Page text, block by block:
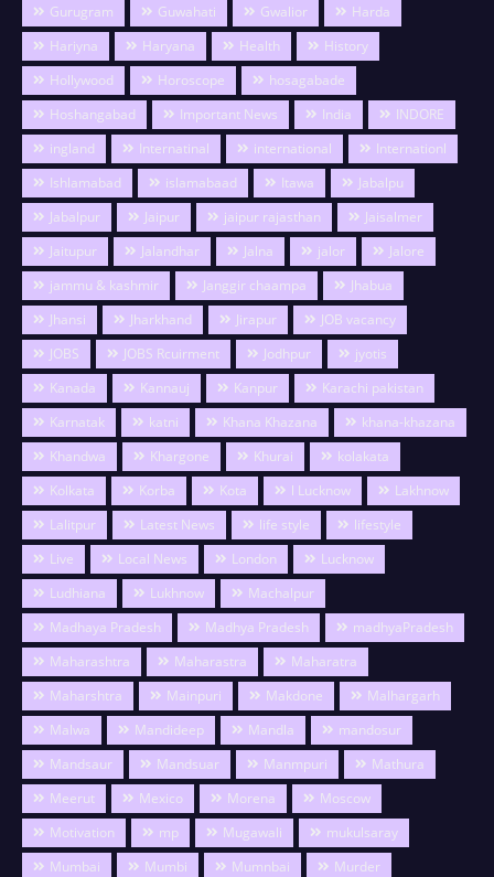
Gurugram
Guwahati Gwalior
Harda
Hariyna
Haryana Health
History
Hollywood
Horoscope
hosagabade
Hoshangabad
Important News India
INDORE
ingland
Internatinal international
Internationl
Ishlamabad
islamabaad Itawa
Jabalpu
Jabalpur
Jaipur jaipur rajasthan
Jaisalmer
Jaitupur
Jalandhar Jalna jalor
Jalore
jammu & kashmir
Janggir chaampa
Jhabua
Jhansi
Jharkhand Jirapur
JOB vacancy
JOBS
JOBS Rcuirment Jodhpur
jyotis
Kanada
Kannauj Kanpur
Karachi pakistan
Karnatak
katni Khana Khazana
khana-khazana
Khandwa
Khargone Khurai
kolakata
Kolkata
Korba Kota l Lucknow
Lakhnow
Lalitpur
Latest News life style
lifestyle
Live
Local News London
Lucknow
Ludhiana
Lukhnow
Machalpur
Madhaya Pradesh
Madhya Pradesh
madhyaPradesh
Maharashtra
Maharastra
Maharatra
Maharshtra
Mainpuri Makdone
Malhargarh
Malwa
Mandideep Mandla
mandosur
Mandsaur
Mandsuar Manmpuri
Mathura
Meerut
Mexico Morena
Moscow
Motivation
mp Mugawali
mukulsaray
Mumbai
Mumbi Mumnbai
Murder